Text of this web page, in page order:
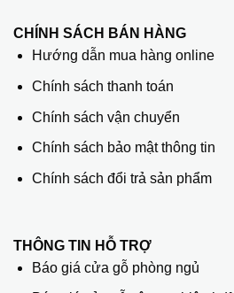
CHÍNH SÁCH BÁN HÀNG
Hướng dẫn mua hàng online
Chính sách thanh toán
Chính sách vận chuyển
Chính sách bảo mật thông tin
Chính sách đổi trả sản phẩm
THÔNG TIN HỖ TRỢ
Báo giá cửa gỗ phòng ngủ